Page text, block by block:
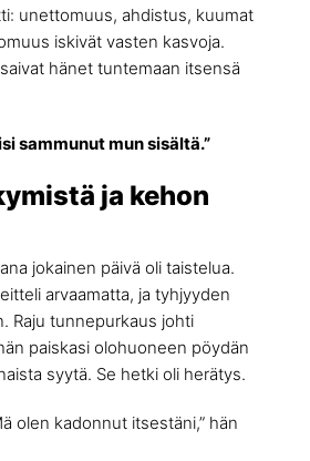
unettomuus, ahdistus, kuumat
iskivät vasten kasvoja.
hänet tuntemaan itsensä
sammunut mun sisältä.”
ja kehon
jokainen päivä oli taistelua.
arvaamatta, ja tyhjyyden
Raju tunnepurkaus johti
paiskasi olohuoneen pöydän
syytä. Se hetki oli herätys.
olen kadonnut itsestäni,” hän